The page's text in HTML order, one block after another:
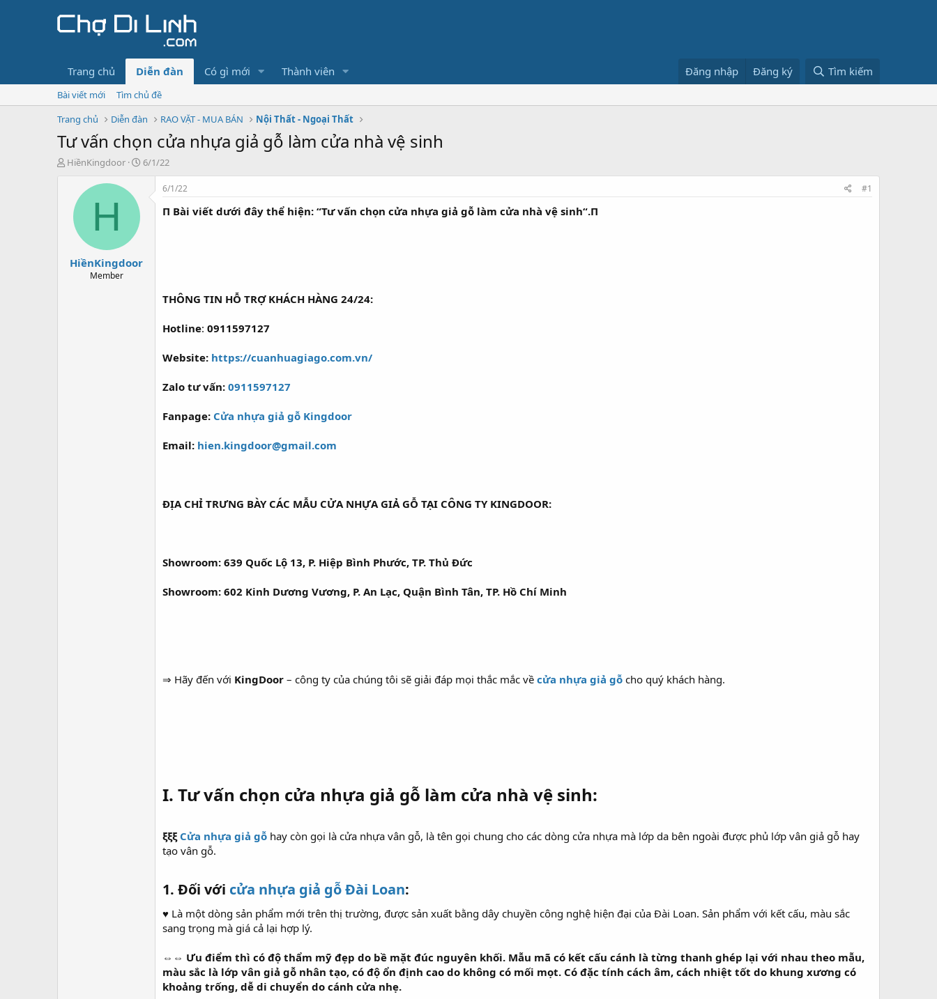
Trang chủ Diễn đàn Có gì mới Thành viên Đăng nhập Đăng ký Tìm kiếm
Bài viết mới
Tìm chủ đề
Trang chủ
Diễn đàn RAO VẶT - MUA BÁN Nội Thất - Ngoại Thất
Tư vấn chọn cửa nhựa giả gỗ làm cửa nhà vệ sinh
T
a
HiềnKingdoor
N
6/1/22
H
HiềnKingdoor
Member
6/1/22 #1
Π Bài viết dưới đây thể hiện: “Tư vấn chọn cửa nhựa giả gỗ làm cửa nhà vệ sinh“.Π
THÔNG TIN HỖ TRỢ KHÁCH HÀNG 24/24:
Hotline: 0911597127
Website: https://cuanhuagiago.com.vn/
Zalo tư vấn: 0911597127
Fanpage: Cửa nhựa giả gỗ Kingdoor
Email: hien.kingdoor@gmail.com
ĐỊA CHỈ TRƯNG BÀY CÁC MẪU CỬA NHỰA GIẢ GỖ TẠI CÔNG TY KINGDOOR:
Showroom: 639 Quốc Lộ 13, P. Hiệp Bình Phước, TP. Thủ Đức
Showroom: 602 Kinh Dương Vương, P. An Lạc, Quận Bình Tân, TP. Hồ Chí Minh
⇒ Hãy đến với KingDoor – công ty của chúng tôi sẽ giải đáp mọi thắc mắc về cửa nhựa giả gỗ cho quý khách hàng.
I. Tư vấn chọn cửa nhựa giả gỗ làm cửa nhà vệ sinh:
ξξξ Cửa nhựa giả gỗ hay còn gọi là cửa nhựa vân gỗ, là tên gọi chung cho các dòng cửa nhựa mà lớp da bên ngoài được phủ lớp vân giả gỗ hay
tạo vân gỗ.
1. Đối với cửa nhựa giả gỗ Đài Loan:
♥ Là một dòng sản phẩm mới trên thị trường, được sản xuất bằng dây chuyền công nghệ hiện đại của Đài Loan. Sản phẩm với kết cấu, màu sắc
sang trọng mà giá cả lại hợp lý.
⇔⇔ Ưu điểm thì có độ thẩm mỹ đẹp do bề mặt đúc nguyên khối. Mẫu mã có kết cấu cánh là từng thanh ghép lại với nhau theo mẫu,
màu sắc là lớp vân giả gỗ nhân tạo, có độ ổn định cao do không có mối mọt. Có đặc tính cách âm, cách nhiệt tốt do khung xương có
khoảng trống, dễ di chuyển do cánh cửa nhẹ.